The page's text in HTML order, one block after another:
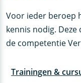
Voor ieder beroep
kennis nodig.
de competentie
Trainingen &